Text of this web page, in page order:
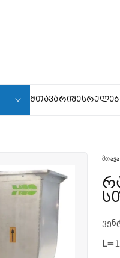
ᲛᲗᲐᲕᲐᲠᲘ
რადიალური ვენტილატორი L=1200 მ³/